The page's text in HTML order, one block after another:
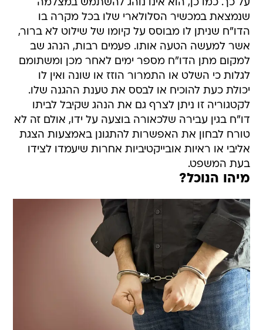
על כך. כמו כן, הוא אינו נוהג להשתמש במצלמה
שנמצאת במכשיר הסלולארי שלו בכל מקרה בו
הדו"ח שניתן לו מבוסס על קיומו של שילוט לא ברור,
אשר למעשה הטעה אותו. פעמים רבות, הנהג שב
למקום מתן הדו"ח מספר ימים לאחר מכן ומשתומם
לגלות כי השלט או התמרור הוזז או שונה ואין לו
יכולת כעת להוכיח או לבסס את טענת ההגנה שלו.
לקטגוריה זו ניתן לצרף גם את הנהג שקיבל לביתו
דו"ח בגין עבירה שלכאורה בוצעה על ידו, אולם זה לא
טורח לבחון את האפשרות להתגונן באמצעות הצגת
אליבי או ראיות אובייקטיביות אחרות שיעמדו לצידו
בעת המשפט.
מיהו הנוכל?